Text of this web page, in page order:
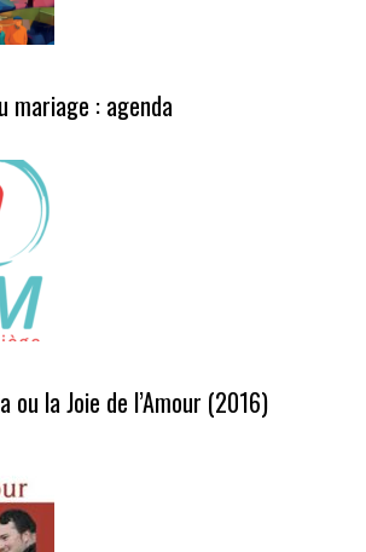
mariage : agenda
ou la Joie de l’Amour (2016)